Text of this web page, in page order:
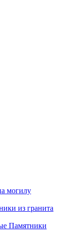
могилу
из гранита
Памятники